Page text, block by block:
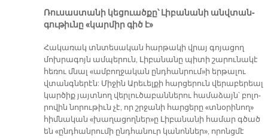
Ռու­սաս­տա­նի կե­ցուած­քը՝ Լի­բա­նա­նի անվ­տան­
գու­թիւ­նը «կար­միր գիծ է»
Հա­կա­ռակ տնտե­սա­կան հար­թա­կի վրայ գո­յա­ցող
մոխ­րա­գոյն ամ­պե­րուն, Լի­բա­նա­նը պի­տի շա­րու­նա­կէ
հե­ռու մնալ «ամ­բող­ջա­կան ընդ­հան­րում»ի եր­թա­լու
վտանգ­նե­րէն: Մի­ջին Ա­րե­ւել­քի հար­ցե­րուն վե­րա­բե­րեալ
կար­ծիք յայտ­նող վեր­լու­ծա­բան­նե­րու հա­մա­ձայն՝ բո­լո­
րո­վին նո­րու­թիւն չէ, որ շրջա­նի հար­ցե­րը «տնօ­րի­նող»
հիմ­նա­կան «խա­ղա­ցող­ներ»ը Լի­բա­նա­նի հա­մար գծած
են «ընդ­հան­րու­մի ընդ­հա­նուր կա­նոն­ներ», ո­րոնց­մէ